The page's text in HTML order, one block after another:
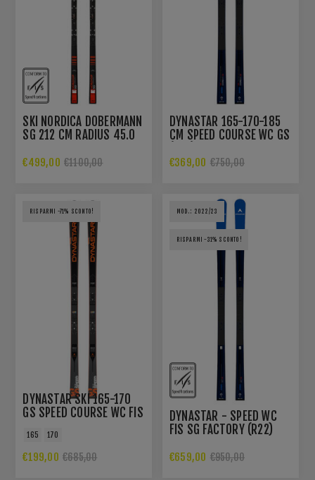
SKI NORDICA DOBERMANN
SG 212 CM RADIUS 45.0
€499,00 €1100,00
DYNASTAR 165-170-185
CM SPEED COURSE WC GS
€369,00 €750,00
RISPARMI -71% SCONTO!
DYNASTAR SKI 165-170
GS SPEED COURSE WC FIS
165 170
€199,00 €685,00
MOD.: 2022/23
RISPARMI -31% SCONTO!
DYNASTAR - SPEED WC
FIS SG FACTORY (R22)
€659,00 €950,00